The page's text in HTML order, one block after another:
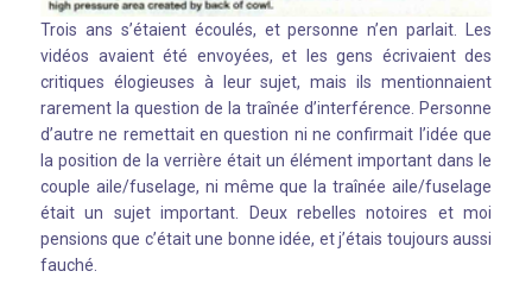
Trois ans s’étaient écoulés, et personne n’en parlait. Les
vidéos avaient été envoyées, et les gens écrivaient des
critiques élogieuses à leur sujet, mais ils mentionnaient
rarement la question de la traînée d’interférence. Personne
d’autre ne remettait en question ni ne confirmait l’idée que
la position de la verrière était un élément important dans le
couple aile/fuselage, ni même que la traînée aile/fuselage
était un sujet important. Deux rebelles notoires et moi
pensions que c’était une bonne idée, et j’étais toujours aussi
fauché.